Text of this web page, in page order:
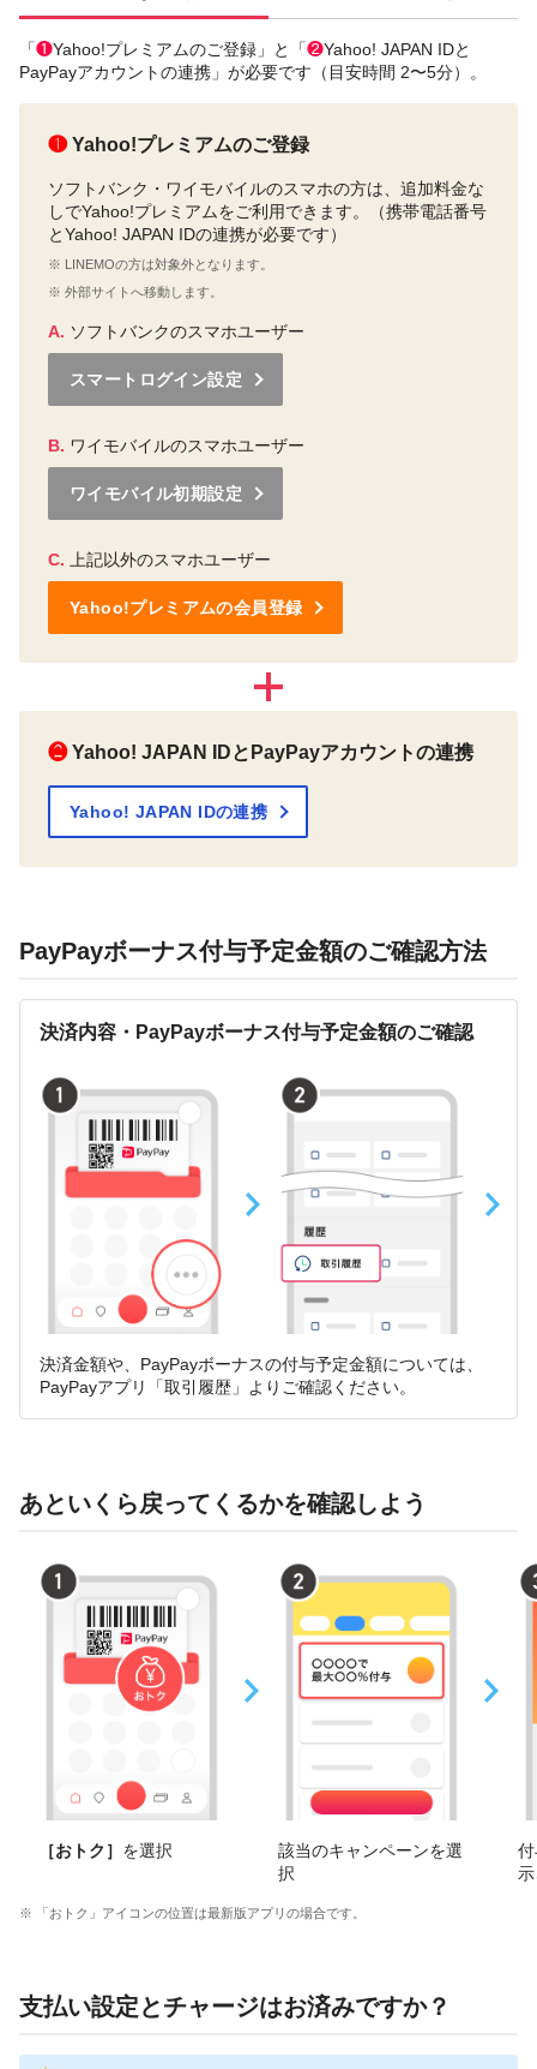
「❶Yahoo!プレミアムのご登録」と「❷Yahoo! JAPAN IDと
PayPayアカウントの連携」が必要です（目安時間 2〜5分）。
❶ Yahoo!プレミアムのご登録
ソフトバンク・ワイモバイルのスマホの方は、追加料金な
しでYahoo!プレミアムをご利用できます。（携帯電話番号
とYahoo! JAPAN IDの連携が必要です）
※ LINEMOの方は対象外となります。
※ 外部サイトへ移動します。
A. ソフトバンクのスマホユーザー
スマートログイン設定
B. ワイモバイルのスマホユーザー
ワイモバイル初期設定
C. 上記以外のスマホユーザー
Yahoo!プレミアムの会員登録
❷ Yahoo! JAPAN IDとPayPayアカウントの連携
Yahoo! JAPAN IDの連携
PayPayボーナス付与予定金額のご確認方法
決済内容・PayPayボーナス付与予定金額のご確認
決済金額や、PayPayボーナスの付与予定金額については、
PayPayアプリ「取引履歴」よりご確認ください。
あといくら戻ってくるかを確認しよう
［おトク］ を選択
該当のキャンペーンを選
択
※ 「おトク」アイコンの位置は最新版アプリの場合です。
支払い設定とチャージはお済みですか？